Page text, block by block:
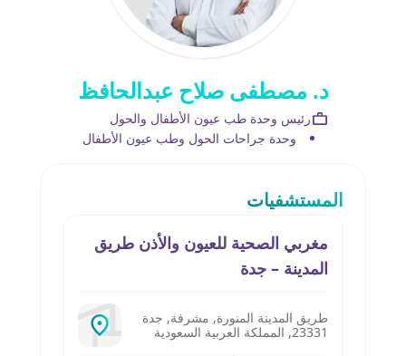
د. مصطفى صلاح عبدالحافظ
رئيس وحدة طب عيون الأطفال والحول
وحدة جراحات الحول وطب عيون الأطفال
المستشفيات
مغربي الصحية للعيون والأذن طريق
المدينة – جدة‎
طريق المدينة المنورة, مشرفة, جدة
23331, المملكة العربية السعودية